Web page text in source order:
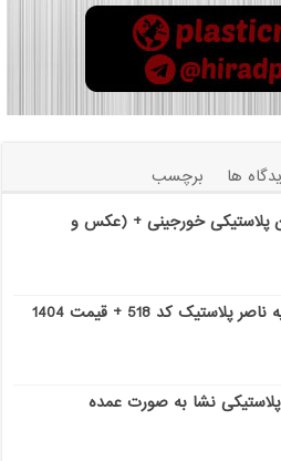
ها
برچسب
پلاستیکی خورجینی + (عکس و
پلاستیک کد 518 + قیمت 1404
نشا به صورت عمده